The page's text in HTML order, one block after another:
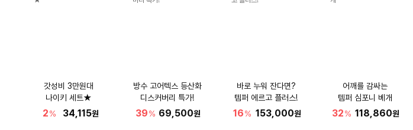
갓성비 3만원대
나이키 세트★
2% 34,115원
방수 고어텍스 등산화
디스커버리 특가!
39% 69,500원
바로 누워 잔다면?
템퍼 에르고 플러스!
16% 153,000원
어깨를 감싸는
템퍼 심포니 베개
32% 118,860원